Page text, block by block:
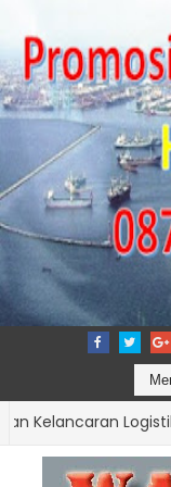
Logistik, IPC